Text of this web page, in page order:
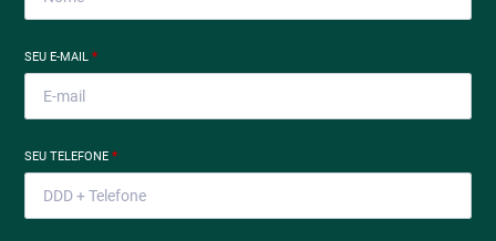
SEU E-MAIL*
SEU TELEFONE*